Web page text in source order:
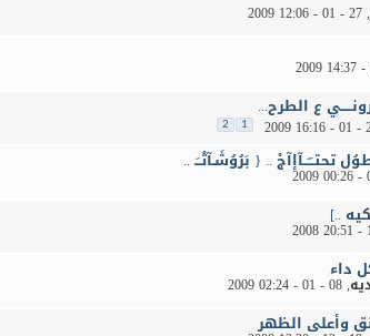
‏, 27 - 01 - 2009 12:06
ع الطرح...
1
2
.. { بَرُوُشَـآتْــَـ ..
..]
داء
‏, 08 - 01 - 2009 02:24
وأعلى الظهر